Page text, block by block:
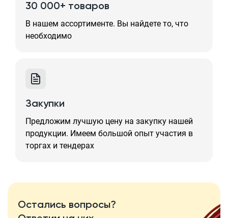
30 000+ товаров
В нашем ассортименте. Вы найдете то, что
необходимо
Закупки
Предложим лучшую цену на закупку нашей
продукции. Имеем большой опыт участия в
торгах и тендерах
Остались вопросы?